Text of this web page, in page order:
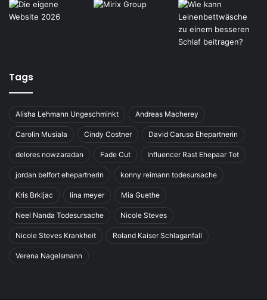
Tags
Alisha Lehmann Ungeschminkt Andreas Macherey
Carolin Musiala Cindy Costner David Caruso Ehepartnerin
delores nowzaradan Fade Cut Influencer Rast Ehepaar Tot
jordan belfort ehepartnerin konny reimann todesursache
Kris Brkljac lina meyer Mia Guethe
Neel Nanda Todesursache Nicole Steves
Nicole Steves Krankheit Roland Kaiser Schlaganfall
Verena Nagelsmann